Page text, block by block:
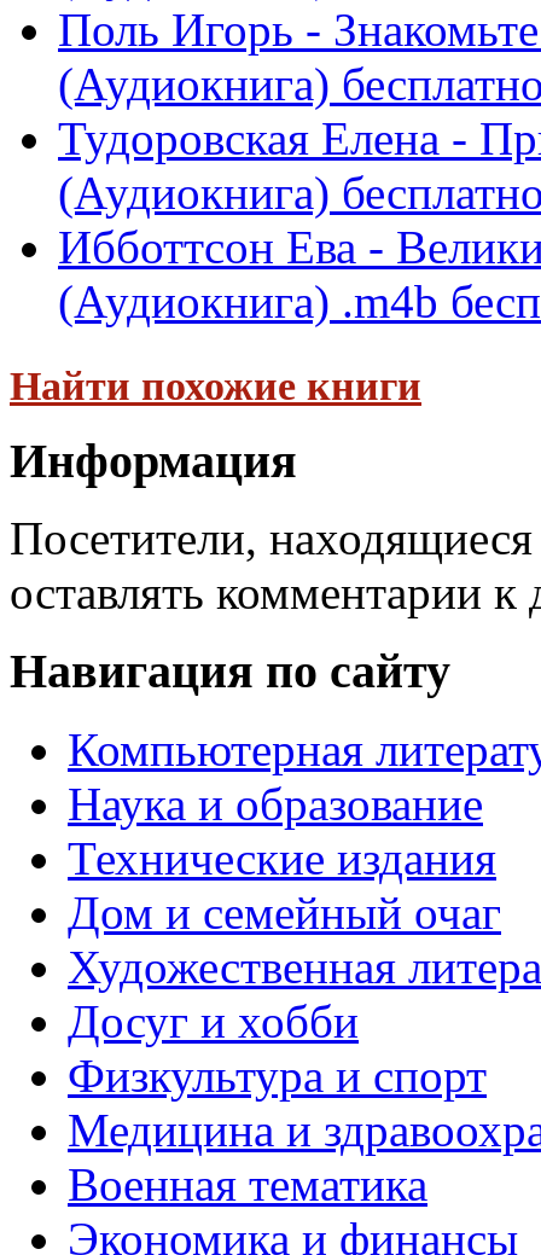
Поль Игорь -
(Аудиокнига)
Тудоровская Елена -
(Аудиокнига)
Ибботтсон Ева -
(Аудиокнига) .m4b
Найти похожие книги
Информация
Посетители,
оставлять комментарии к
Навигация по сайту
Компьютерная
Наука и образование
Технические издания
Дом и семейный очаг
Художественная
Досуг и хобби
Физкультура и спорт
Медицина и
Военная тематика
Экономика и финансы